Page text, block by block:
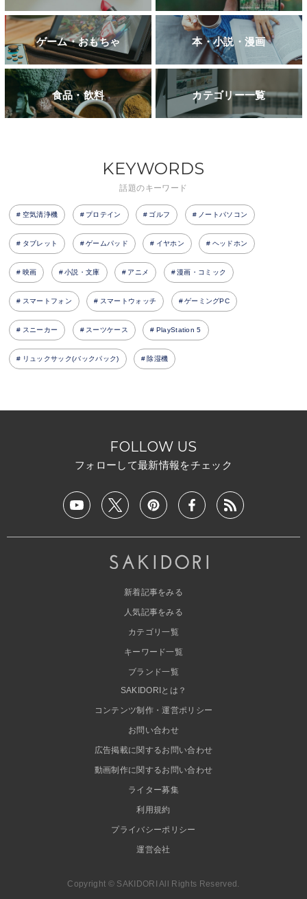
ゲーム・おもちゃ 本・小説・漫画
食品・飲料 カテゴリー一覧
KEYWORDS
話題のキーワード
空気清浄機 プロテイン ゴルフ ノートパソコン
タブレット ゲームパッド イヤホン ヘッドホン
映画 小説・文庫 アニメ 漫画・コミック
スマートフォン スマートウォッチ ゲーミングPC
スニーカー スーツケース PlayStation 5
リュックサック(バックパック) 除湿機
FOLLOW US
フォローして最新情報をチェック
新着記事をみる
人気記事をみる
カテゴリ一覧
キーワード一覧
ブランド一覧
SAKIDORIとは？
コンテンツ制作・運営ポリシー
お問い合わせ
広告掲載に関するお問い合わせ
動画制作に関するお問い合わせ
ライター募集
利用規約
プライバシーポリシー
運営会社
Copyright © SAKIDORI All Rights Reserved.